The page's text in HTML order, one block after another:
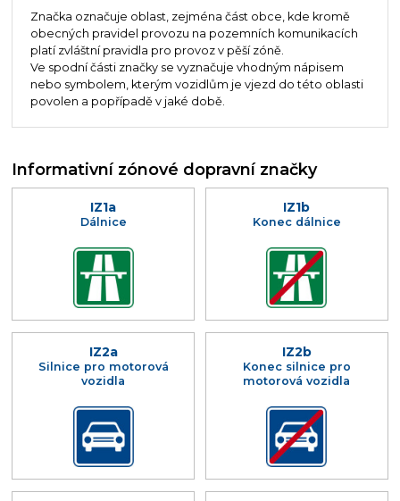
Značka označuje oblast, zejména část obce, kde kromě
obecných pravidel provozu na pozemních komunikacích
platí zvláštní pravidla pro provoz v pěší zóně.
Ve spodní části značky se vyznačuje vhodným nápisem
nebo symbolem, kterým vozidlům je vjezd do této oblasti
povolen a popřípadě v jaké době.
Informativní zónové dopravní značky
IZ1a
Dálnice
IZ1b
Konec dálnice
IZ2a
Silnice pro motorová
vozidla
IZ2b
Konec silnice pro
motorová vozidla